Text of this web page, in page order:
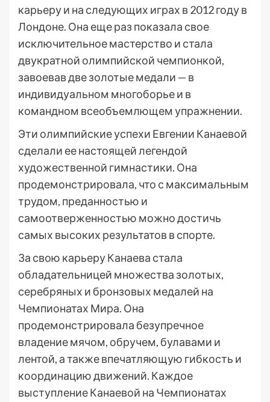
карьеру и на следующих играх в 2012 году в
Лондоне. Она еще раз показала свое
исключительное мастерство и стала
двукратной олимпийской чемпионкой,
завоевав две золотые медали — в
индивидуальном многоборье и в
командном всеобъемлющем упражнении.
Эти олимпийские успехи Евгении Канаевой
сделали ее настоящей легендой
художественной гимнастики. Она
продемонстрировала, что с максимальным
трудом, преданностью и
самоотверженностью можно достичь
самых высоких результатов в спорте.
За свою карьеру Канаева стала
обладательницей множества золотых,
серебряных и бронзовых медалей на
Чемпионатах Мира. Она
продемонстрировала безупречное
владение мячом, обручем, булавами и
лентой, а также впечатляющую гибкость и
координацию движений. Каждое
выступление Канаевой на Чемпионатах